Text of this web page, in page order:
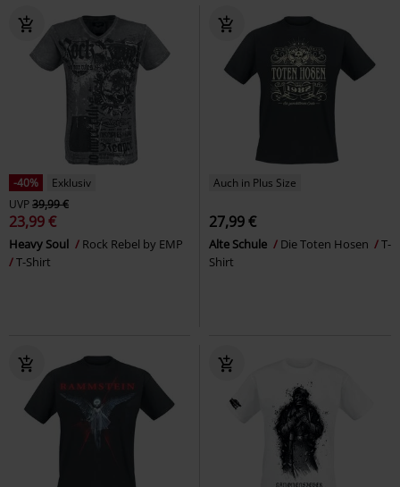
-40%
Exklusiv
UVP39,99 €
23,99 €
Heavy Soul
Rock Rebel by EMP
T-Shirt
Auch in Plus Size
27,99 €
Alte Schule Die Toten Hosen
T-
Shirt